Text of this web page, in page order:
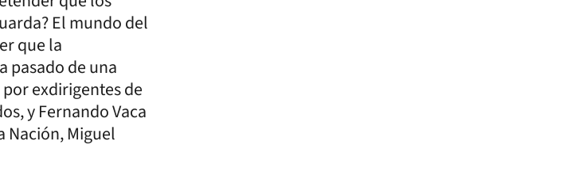
El mundo del
que la
pasado de una
exdirigentes de
y Fernando Vaca
Nación, Miguel